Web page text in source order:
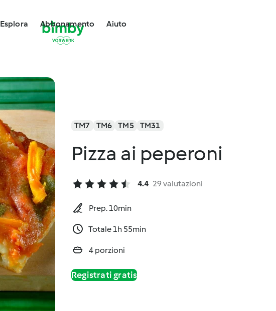
Esplora Abbonamento Aiuto
TM7 TM6 TM5 TM31
Pizza ai peperoni
4.4 29 valutazioni
Prep. 10min
Totale 1h 55min
4 porzioni
Registrati gratis